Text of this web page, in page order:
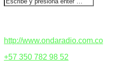
http://www.ondaradio.com.co
+57 350 782 98 52